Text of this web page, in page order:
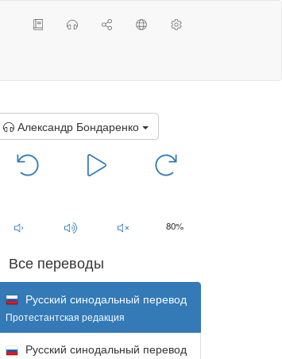
Александр Бондаренко
80%
Все переводы
Русский синодальный перевод
Протестантская редакция
Русский синодальный перевод